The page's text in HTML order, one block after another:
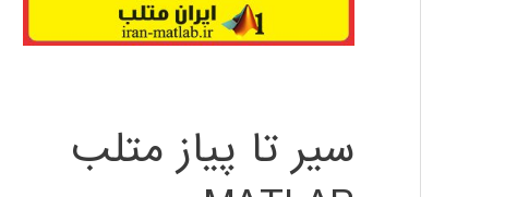
سیر تا پیاز متلب